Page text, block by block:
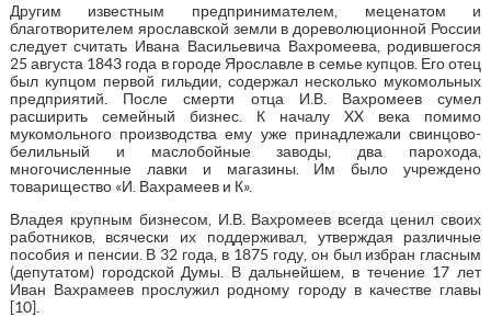
Другим известным предпринимателем, меценатом и
благотворителем ярославской земли в дореволюционной России
следует считать Ивана Васильевича Вахромеева, родившегося
25 августа 1843 года в городе Ярославле в семье купцов. Его отец
был купцом первой гильдии, содержал несколько мукомольных
предприятий. После смерти отца И.В. Вахромеев сумел
расширить семейный бизнес. К началу XX века помимо
мукомольного производства ему уже принадлежали свинцово-
белильный и маслобойные заводы, два парохода,
многочисленные лавки и магазины. Им было учреждено
товарищество «И. Вахрамеев и К».
Владея крупным бизнесом, И.В. Вахромеев всегда ценил своих
работников, всячески их поддерживал, утверждая различные
пособия и пенсии. В 32 года, в 1875 году, он был избран гласным
(депутатом) городской Думы. В дальнейшем, в течение 17 лет
Иван Вахрамеев прослужил родному городу в качестве главы
[10].